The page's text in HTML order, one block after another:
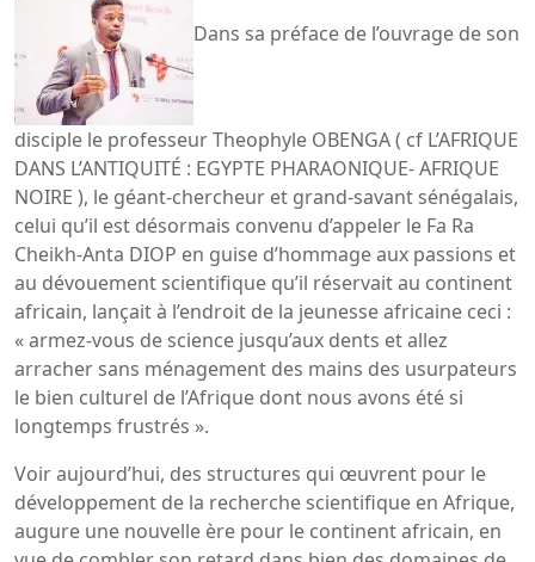
Dans sa préface de l’ouvrage de son
disciple le professeur Theophyle OBENGA ( cf L’AFRIQUE
DANS L’ANTIQUITÉ : EGYPTE PHARAONIQUE- AFRIQUE
NOIRE ), le géant-chercheur et grand-savant sénégalais,
celui qu’il est désormais convenu d’appeler le Fa Ra
Cheikh-Anta DIOP en guise d’hommage aux passions et
au dévouement scientifique qu’il réservait au continent
africain, lançait à l’endroit de la jeunesse africaine ceci :
« armez-vous de science jusqu’aux dents et allez
arracher sans ménagement des mains des usurpateurs
le bien culturel de l’Afrique dont nous avons été si
longtemps frustrés ».
Voir aujourd’hui, des structures qui œuvrent pour le
développement de la recherche scientifique en Afrique,
augure une nouvelle ère pour le continent africain, en